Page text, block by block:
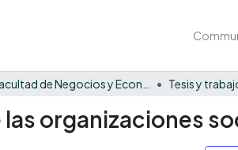
Tesis y
las organizaciones